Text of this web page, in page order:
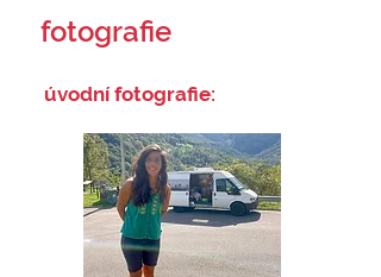
fotografie
úvodní fotografie: